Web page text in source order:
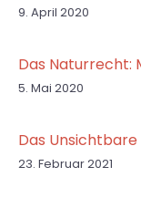
9. April 2020
Das Naturrecht:
5. Mai 2020
Das
23. Februar 2021